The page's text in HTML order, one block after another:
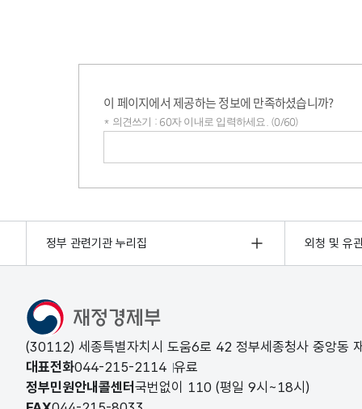
이 페이지에서 제공하는 정보에 만족하셨습니까?
* 의견쓰기 : 60자 이내로 입력하세요. (0/60)
정부 관련기관 누리집 외청 및 유
(30112) 세종특별자치시 도움6로 42 정부세종청사 중앙동
대표전화044-215-2114 유료
정부민원안내콜센터 국번없이 110 (평일 9시~18시)